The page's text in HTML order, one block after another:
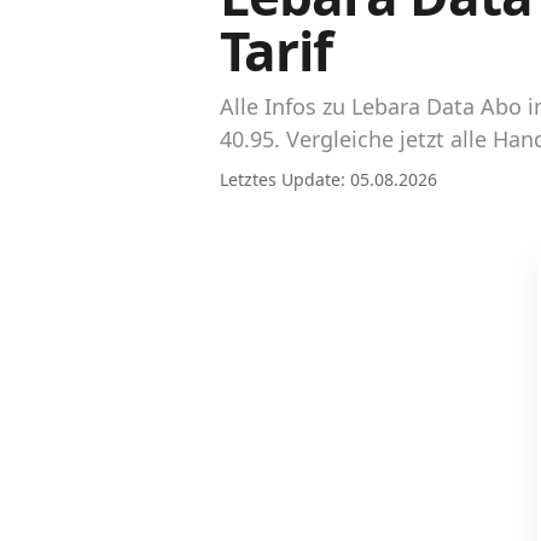
Abos für Tablets, Hotspots und Smart
Tarifrechner Handy-Abo
Der gute alte Tarifrechner im neuen Design
Tarif
Alle Infos zu Lebara Data Abo
40.95. Vergleiche jetzt alle
Letztes Update: 05.08.2026